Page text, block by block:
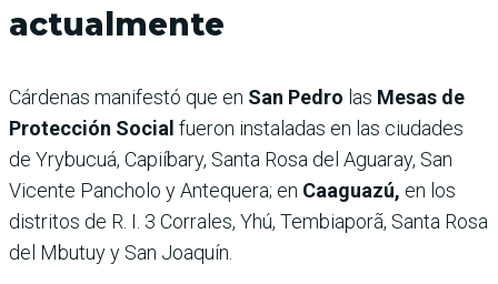
actualmente
Cárdenas manifestó que en San Pedro las Mesas de
Protección Social fueron instaladas en las ciudades
de Yrybucuá, Capiíbary, Santa Rosa del Aguaray, San
Vicente Pancholo y Antequera; en Caaguazú, en los
distritos de R. I. 3 Corrales, Yhú, Tembiaporã, Santa Rosa
del Mbutuy y San Joaquín.